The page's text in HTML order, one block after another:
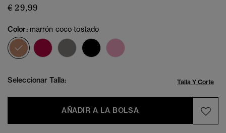
€ 29,99
Color: marrón coco tostado
seleccionado
Seleccionar Talla: Talla Y Corte
AÑADIR A LA BOLSA